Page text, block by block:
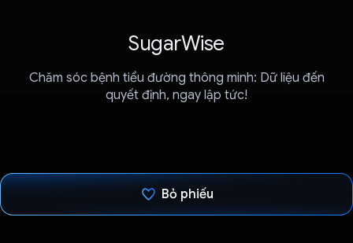
SugarWise
Chăm sóc bệnh tiểu đường thông minh: Dữ liệu đến
quyết định, ngay lập tức!
Bỏ phiếu